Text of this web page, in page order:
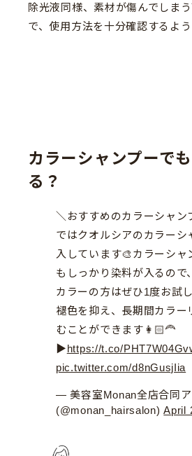
除光液同様、素材が傷んでしま
で、使用方法を十分確認するよ
カラーシャンプーで
る？
＼おすすめのカラーシャン
ではクオルシアのカラーシ
入しています🎨カラーシャ
もしっかり染料が入るので
カラーの方はぜひ1度お試
褪色を抑え、長期間カラー
むことができます👩🏻‍🦰
▶︎https://t.co/
pic.twitter.com/d8nGusjIia
— 美容室Monan全店合同ア
(@monan_hairsalon)April